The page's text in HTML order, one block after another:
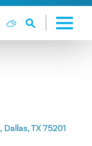
Dallas, TX 75201